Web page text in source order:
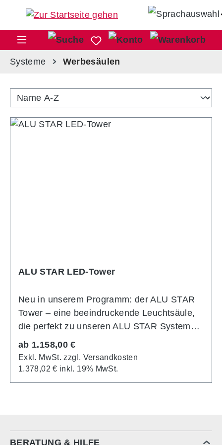
Zum Hauptinhalt springen
Systeme Werbesäulen
ALU STAR LED-Tower
Neu in unserem Programm: der ALU STAR
Tower – eine beeindruckende Leuchtsäule,
die perfekt zu unseren ALU STAR Systemen
passt. Die Grundstruktur besteht aus silber-
eloxierten Aluminiumprofilen, die speziell für
den Bau von Würfeln und Türmen entwickelt
wurden. Der Aufbau ist ebenso unkompliziert
Tower zusammengesteckt. Anschließend
Regulärer Preis:
ab 1.158,00 €
Exkl. MwSt. zzgl. Versandkosten
1.378,02 € inkl. 19% MwSt.
BERATUNG & HILFE